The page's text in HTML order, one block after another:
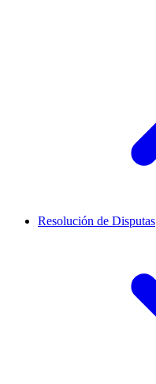
Resolución de Disputas